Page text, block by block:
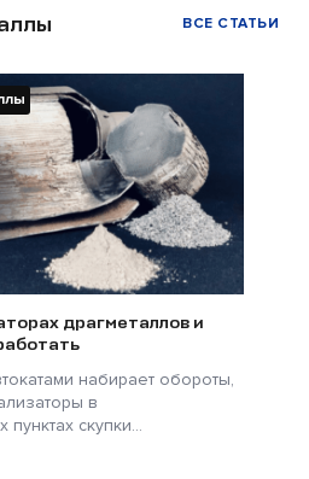
ВСЕ СТАТЬИ
драгметаллов и
набирает обороты,
в
скупки...